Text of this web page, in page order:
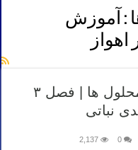
: آموزش
روش محاسبه غلظت ppm محلول ها | فصل ۳
نباتی
0
2,137